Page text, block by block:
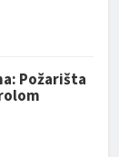
Požarišta